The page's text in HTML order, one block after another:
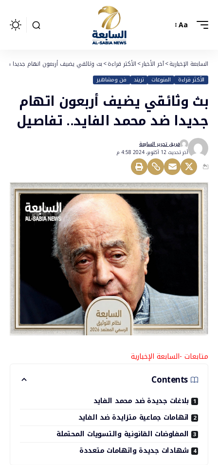
Aa
السابعة الإخبارية>آخر الأخبار>الأكثر قراءة>بث وثائقي يضيف أربعون اتهام جديدا ضد
الأكثر قراءة المنوعات تريند فن ومشاهير
بث وثائقي يضيف أربعون اتهام
جديدا ضد محمد الفايد.. تفاصيل
أخر تحديث 12 أكتوبر، 2024 4:58 م
فريق تحرير السابعة
متابعات -السابعة الإخبارية
Contents
بلاغات جديدة ضد محمد الفايد
اتهامات جماعية متزايدة ضد الفايد
المفاوضات القانونية والتسويات المحتملة
شهادات جديدة واتهامات متعددة